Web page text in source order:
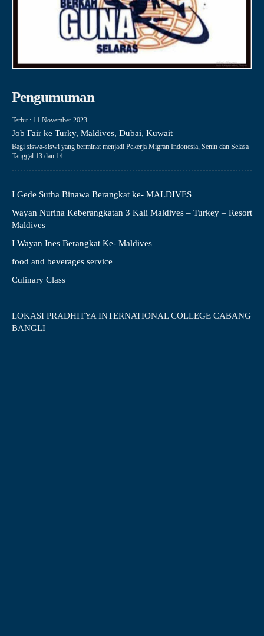
Pengumuman
Terbit : 11 November 2023
Job Fair ke Turky, Maldives, Dubai, Kuwait
Bagi siswa-siswi yang berminat menjadi Pekerja Migran Indonesia, Senin dan Selasa
Tanggal 13 dan 14..
I Gede Sutha Binawa Berangkat ke- MALDIVES
Wayan Nurina Keberangkatan 3 Kali Maldives – Turkey – Resort
Maldives
I Wayan Ines Berangkat Ke- Maldives
food and beverages service
Culinary Class
LOKASI PRADHITYA INTERNATIONAL COLLEGE CABANG
BANGLI